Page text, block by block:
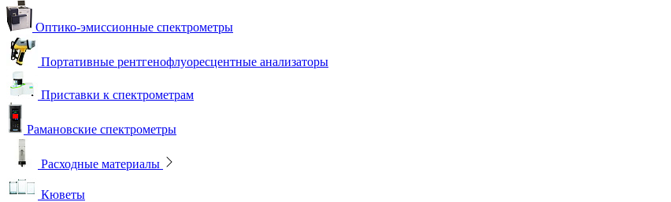
Оптико-эмиссионные спектрометры
Портативные рентгенофлуоресцентные анализаторы
Приставки к спектрометрам
Рамановские спектрометры
Расходные материалы
Кюветы